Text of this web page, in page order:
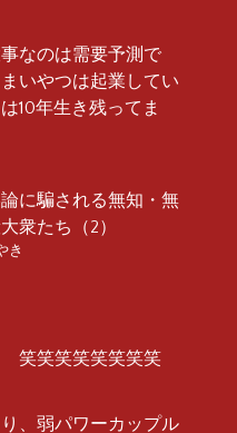
なのは需要予測で
いやつは起業してい
10年生き残ってま
に騙される無知・無
衆たち（2）
き
笑笑笑笑笑笑笑笑
、弱パワーカップル